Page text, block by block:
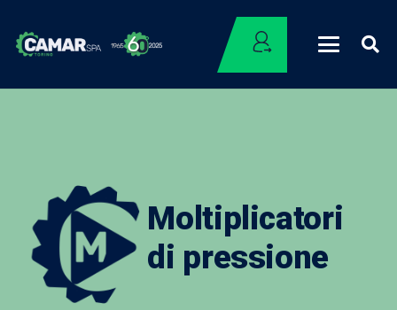
Moltiplicatori
di pressione